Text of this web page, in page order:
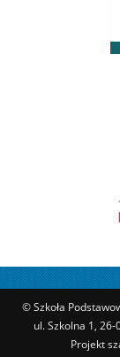
© Szkoła
ul. Szkolna 1,
Projekt